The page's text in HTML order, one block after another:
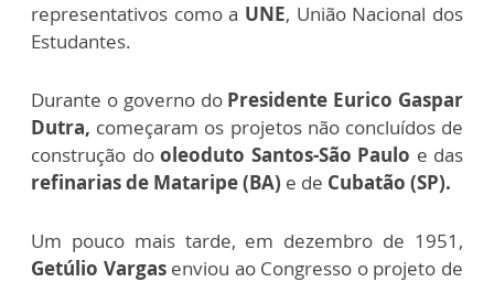
representativos como a UNE, União Nacional dos
Estudantes.
Durante o governo do Presidente Eurico Gaspar
Dutra, começaram os projetos não concluídos de
construção dooleoduto Santos-São Paulo e das
refinarias de Mataripe (BA) e de Cubatão (SP).
Um pouco mais tarde, em dezembro de 1951,
Getúlio Vargas enviou ao Congresso o projeto de